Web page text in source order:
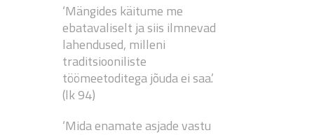
‘Mängides käitume me
ebatavaliselt ja siis ilmnevad
lahendused, milleni
traditsiooniliste
töömeetoditega jõuda ei saa.’
(lk 94)
‘Mida enamate asjade vastu